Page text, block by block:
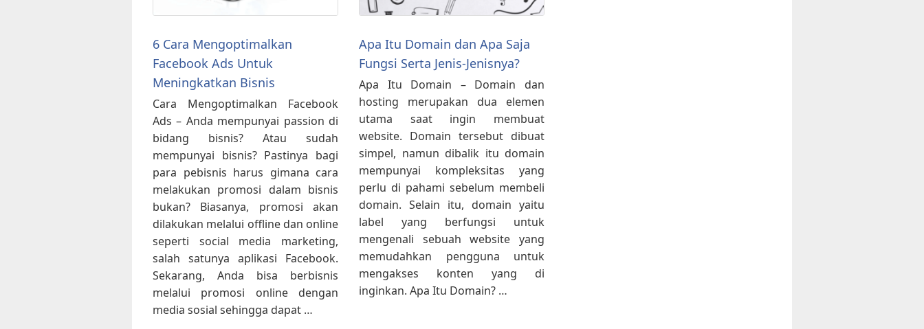
6 Cara Mengoptimalkan
Facebook Ads Untuk
Meningkatkan Bisnis
Cara Mengoptimalkan Facebook
Ads – Anda mempunyai passion di
bidang bisnis? Atau sudah
mempunyai bisnis? Pastinya bagi
para pebisnis harus gimana cara
melakukan promosi dalam bisnis
bukan? Biasanya, promosi akan
dilakukan melalui offline dan online
seperti social media marketing,
salah satunya aplikasi Facebook.
Sekarang, Anda bisa berbisnis
melalui promosi online dengan
media sosial sehingga dapat …
Apa Itu Domain dan Apa Saja
Fungsi Serta Jenis-Jenisnya?
Apa Itu Domain – Domain dan
hosting merupakan dua elemen
utama saat ingin membuat
website. Domain tersebut dibuat
simpel, namun dibalik itu domain
mempunyai kompleksitas yang
perlu di pahami sebelum membeli
domain. Selain itu, domain yaitu
label yang berfungsi untuk
mengenali sebuah website yang
memudahkan pengguna untuk
mengakses konten yang di
inginkan. Apa Itu Domain? …